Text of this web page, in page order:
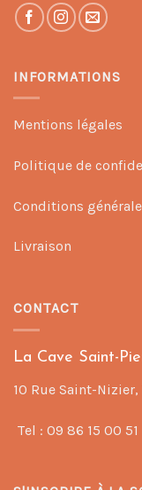
INFORMATIONS
Mentions légales
Politique de
Conditions
Livraison
CONTACT
La Cave Saint-
10 Rue Saint-
Tel : 09 86 15 00 51